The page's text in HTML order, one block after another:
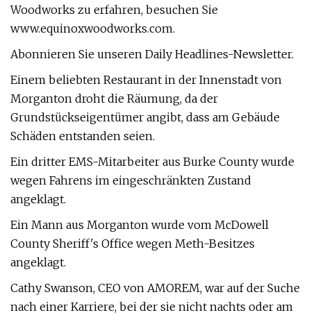
Woodworks zu erfahren, besuchen Sie
www.equinoxwoodworks.com.
Abonnieren Sie unseren Daily Headlines-Newsletter.
Einem beliebten Restaurant in der Innenstadt von
Morganton droht die Räumung, da der
Grundstückseigentümer angibt, dass am Gebäude
Schäden entstanden seien.
Ein dritter EMS-Mitarbeiter aus Burke County wurde
wegen Fahrens im eingeschränkten Zustand
angeklagt.
Ein Mann aus Morganton wurde vom McDowell
County Sheriff's Office wegen Meth-Besitzes
angeklagt.
Cathy Swanson, CEO von AMOREM, war auf der Suche
nach einer Karriere, bei der sie nicht nachts oder am